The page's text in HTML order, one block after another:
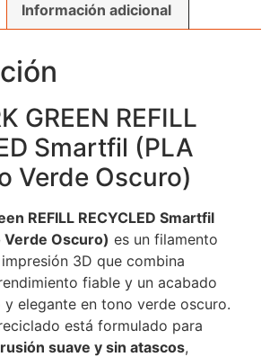
Información adicional
GREEN REFILL
Smartfil (PLA
Verde Oscuro)
REFILL RECYCLED Smartfil
Verde Oscuro) es un filamento
3D que combina
fiable y un acabado
elegante en tono verde oscuro.
está formulado para
suave y sin atascos,